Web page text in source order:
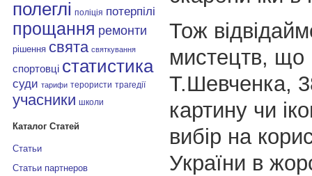
полеглі поліція потерпілі
прощання ремонти
рішення свята святкування
спортовці статистика
суди тарифи терористи трагедії
учасники школи
Каталог Статей
Статьи
Статьи партнеров
Тож
мистецтв, що
Т.Шевченка,
картину чи
вибір на
України в